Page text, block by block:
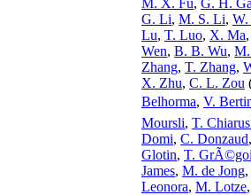
M. X. Fu, G. H.
G. Li, M. S. Li,
Lu, T. Luo, X. Ma,
Wen, B. B. Wu,
Zhang, T. Zhang,
X. Zhu, C. L. Zou
Belhorma, V.
Moursli, T.
Domi, C. Donzaud,
Glotin, T.
James, M. de Jong,
Leonora, M. Lotze,